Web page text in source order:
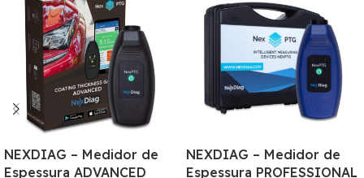
NEXDIAG – Medidor de
Espessura ADVANCED
NEXDIAG – Medidor de
Espessura PROFESSIONAL